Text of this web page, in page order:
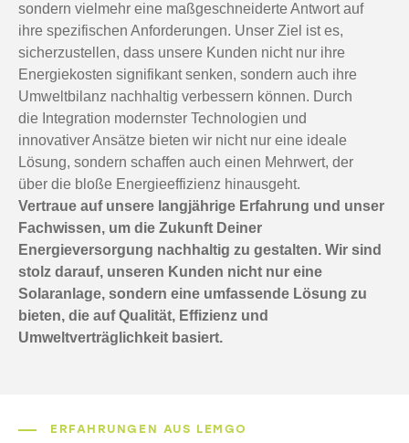
sondern vielmehr eine maßgeschneiderte Antwort auf
ihre spezifischen Anforderungen. Unser Ziel ist es,
sicherzustellen, dass unsere Kunden nicht nur ihre
Energiekosten signifikant senken, sondern auch ihre
Umweltbilanz nachhaltig verbessern können. Durch
die Integration modernster Technologien und
innovativer Ansätze bieten wir nicht nur eine ideale
Lösung, sondern schaffen auch einen Mehrwert, der
über die bloße Energieeffizienz hinausgeht.
Vertraue auf unsere langjährige Erfahrung und unser
Fachwissen, um die Zukunft Deiner
Energieversorgung nachhaltig zu gestalten. Wir sind
stolz darauf, unseren Kunden nicht nur eine
Solaranlage, sondern eine umfassende Lösung zu
bieten, die auf Qualität, Effizienz und
Umweltverträglichkeit basiert.
ERFAHRUNGEN AUS LEMGO